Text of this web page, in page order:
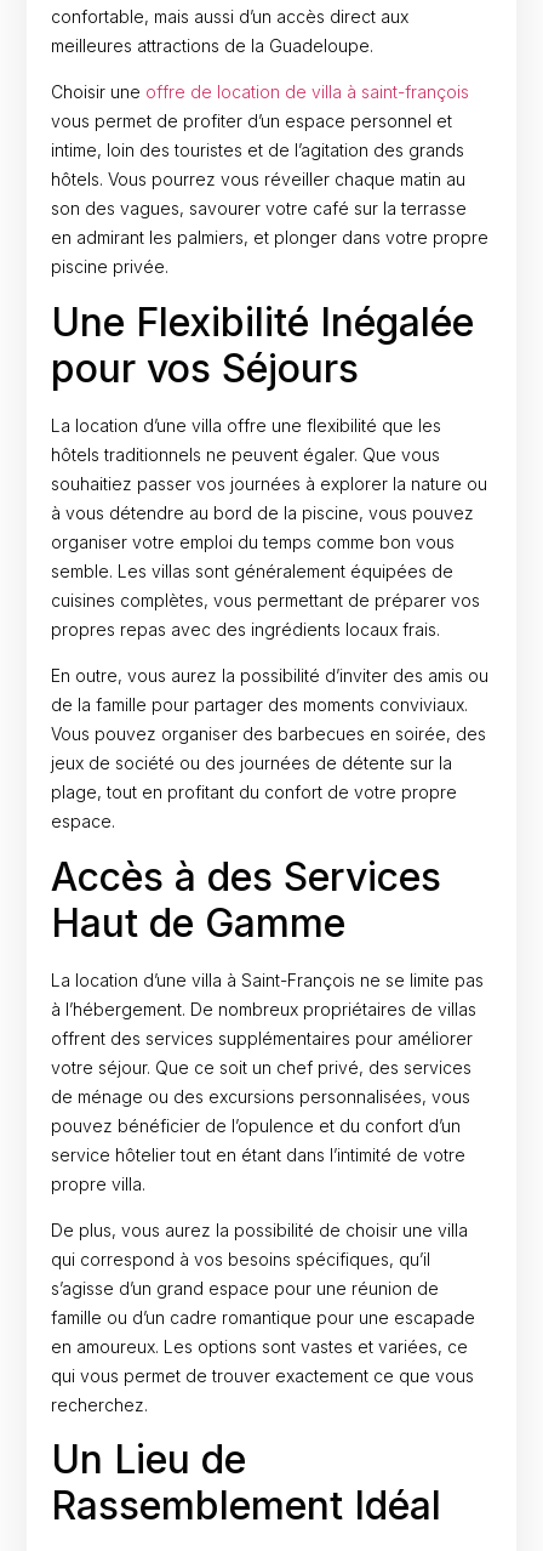
confortable, mais aussi d’un accès direct aux
meilleures attractions de la Guadeloupe.
Choisir une offre de location de villa à saint-françois
vous permet de profiter d’un espace personnel et
intime, loin des touristes et de l’agitation des grands
hôtels. Vous pourrez vous réveiller chaque matin au
son des vagues, savourer votre café sur la terrasse
en admirant les palmiers, et plonger dans votre propre
piscine privée.
Une Flexibilité Inégalée
pour vos Séjours
La location d’une villa offre une flexibilité que les
hôtels traditionnels ne peuvent égaler. Que vous
souhaitiez passer vos journées à explorer la nature ou
à vous détendre au bord de la piscine, vous pouvez
organiser votre emploi du temps comme bon vous
semble. Les villas sont généralement équipées de
cuisines complètes, vous permettant de préparer vos
propres repas avec des ingrédients locaux frais.
En outre, vous aurez la possibilité d’inviter des amis ou
de la famille pour partager des moments conviviaux.
Vous pouvez organiser des barbecues en soirée, des
jeux de société ou des journées de détente sur la
plage, tout en profitant du confort de votre propre
espace.
Accès à des Services
Haut de Gamme
La location d’une villa à Saint-François ne se limite pas
à l’hébergement. De nombreux propriétaires de villas
offrent des services supplémentaires pour améliorer
votre séjour. Que ce soit un chef privé, des services
de ménage ou des excursions personnalisées, vous
pouvez bénéficier de l’opulence et du confort d’un
service hôtelier tout en étant dans l’intimité de votre
propre villa.
De plus, vous aurez la possibilité de choisir une villa
qui correspond à vos besoins spécifiques, qu’il
s’agisse d’un grand espace pour une réunion de
famille ou d’un cadre romantique pour une escapade
en amoureux. Les options sont vastes et variées, ce
qui vous permet de trouver exactement ce que vous
recherchez.
Un Lieu de
Rassemblement Idéal